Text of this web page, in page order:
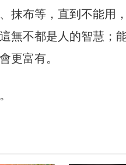
抹布等，直到不能用
無不都是人的智慧；
更富有。